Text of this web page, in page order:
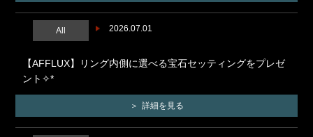
2026.07.01
All
【AFFLUX】リング内側に選べる宝石セッティングをプレゼ
ント✧*
詳細を見る